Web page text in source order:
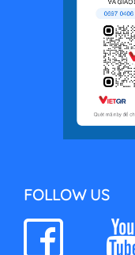
FOLLOW US